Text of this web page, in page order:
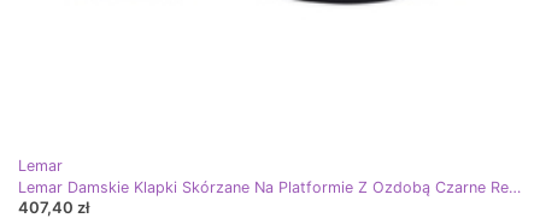
Lemar
Lemar Damskie Klapki Skórzane Na Platformie Z Ozdobą Czarne Renna
407,40 zł